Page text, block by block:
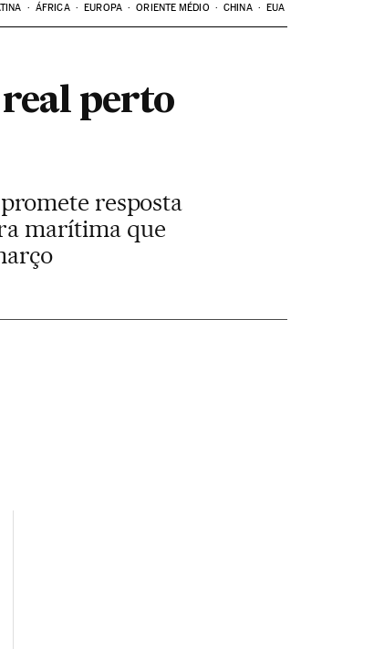
ÁFRICA EUROPA ORIENTE MÉDIO CHINA EUA
perto
resposta
marítima que